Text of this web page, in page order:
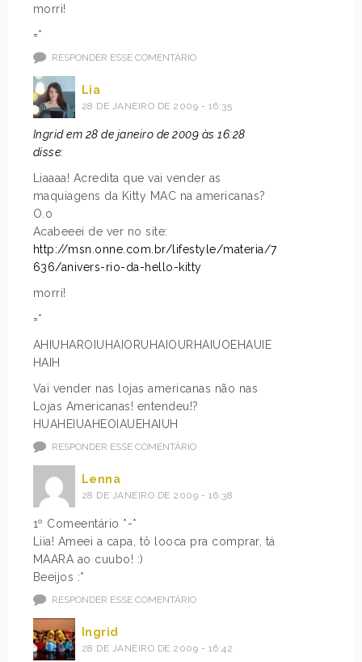
morri!
=*
RESPONDER ESSE COMENTÁRIO
Lia
28 DE JANEIRO DE 2009 - 16:35
Ingrid em 28 de janeiro de 2009 às 16:28
disse:
Liaaaa! Acredita que vai vender as
maquiagens da Kitty MAC na americanas?
O.o
Acabeeei de ver no site:
http://msn.onne.com.br/lifestyle/materia/7
636/anivers-rio-da-hello-kitty
morri!
=*
AHIUHAROIUHAIORUHAIOURHAIUOEHAUIE
HAIH
Vai vender nas lojas americanas não nas
Lojas Americanas! entendeu!?
HUAHEIUAHEOIAUEHAIUH
RESPONDER ESSE COMENTÁRIO
Lenna
28 DE JANEIRO DE 2009 - 16:38
1º Comeentário *-*
Liia! Ameei a capa, tô looca pra comprar, tá
MAARA ao cuubo! :)
Beeijos :*
RESPONDER ESSE COMENTÁRIO
Ingrid
28 DE JANEIRO DE 2009 - 16:42